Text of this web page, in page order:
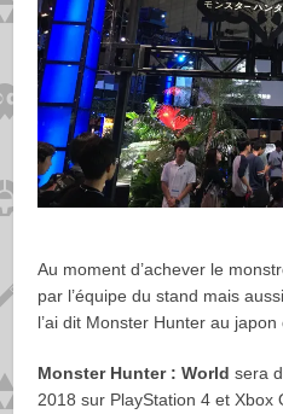
Au moment d’achever le
par l’équipe du stand mais
l’ai dit Monster Hunter au japon
Monster Hunter : World sera
2018 sur PlayStation 4 et Xbox